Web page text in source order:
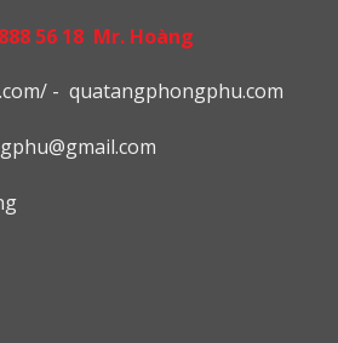
56 18 Mr. Hoàng
- quatangphongphu.com